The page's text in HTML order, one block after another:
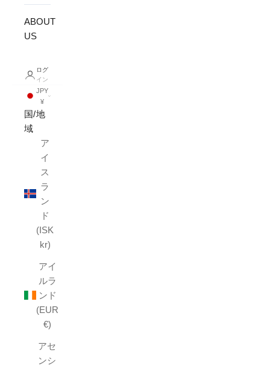
ABOUT
US
ログ
イン
JPY
¥
国/地
域
ア
イ
ス
ラ
ン
ド
(ISK
kr)
アイ
ルラ
ンド
(EUR
€)
アセ
ンシ